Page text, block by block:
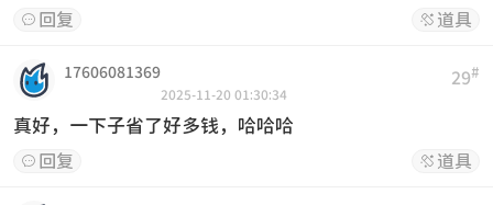
 回复  道具
29#
17606081369
2025-11-20 01:30:34
真好，一下子省了好多钱，哈哈哈
 回复  道具